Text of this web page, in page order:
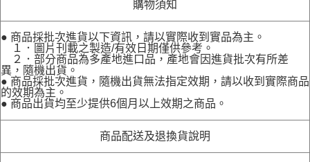
購物須知
● 商品採批次進貨以下資訊，請以實際收到實品為主。
１．圖片刊載之製造/有效日期僅供參考。
２．部分商品為多產地進口品，產地會因進貨批次有所差
異，隨機出貨。
● 商品採批次進貨，隨機出貨無法指定效期，請以收到實際商品
的效期為主。
● 商品出貨均至少提供6個月以上效期之商品。
商品配送及退換貨說明